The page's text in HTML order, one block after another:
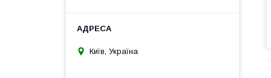
Київ, Україна